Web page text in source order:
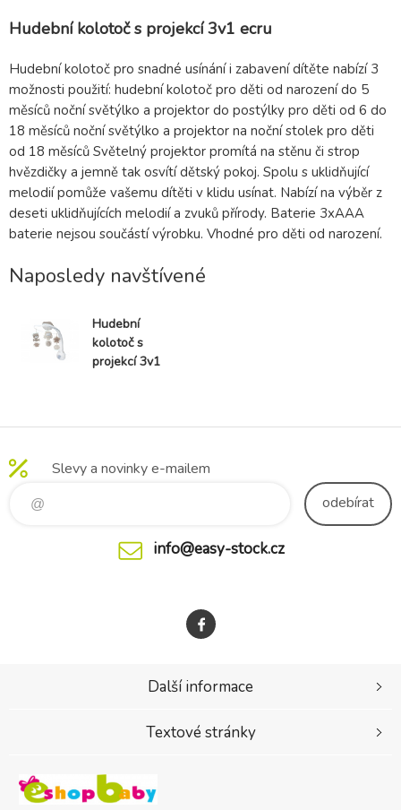
Hudební kolotoč s projekcí 3v1 ecru
Hudební kolotoč pro snadné usínání i zabavení dítěte nabízí 3
možnosti použití: hudební kolotoč pro děti od narození do 5
měsíců noční světýlko a projektor do postýlky pro děti od 6 do
18 měsíců noční světýlko a projektor na noční stolek pro děti
od 18 měsíců Světelný projektor promítá na stěnu či strop
hvězdičky a jemně tak osvítí dětský pokoj. Spolu s uklidňující
melodií pomůže vašemu dítěti v klidu usínat. Nabízí na výběr z
deseti uklidňujících melodií a zvuků přírody. Baterie 3xAAA
baterie nejsou součástí výrobku. Vhodné pro děti od narození.
Naposledy navštívené
Hudební
kolotoč s
projekcí 3v1
Slevy a novinky e-mailem
odebírat
info@easy-stock.cz
Další informace
Textové stránky